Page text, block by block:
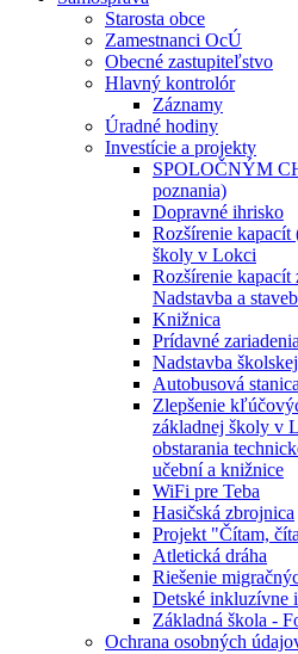
Starosta obce
Zamestnanci OcÚ
Obecné zastupiteľstvo
Hlavný kontrolór
Záznamy
Úradné hodiny
Investície a projekty
SPOLOČNÝM
poznania)
Dopravné ihrisko
Rozšírenie kapacít
školy v Lokci
Rozšírenie
Nadstavba a
Knižnica
Prídavné
Nadstavba
Autobusová
Zlepšenie
základnej školy v
obstarania
učební a knižnice
WiFi pre Teba
Hasičská zbrojnica
Projekt "Čítam,
Atletická dráha
Riešenie
Detské inkluzívne
Základná škola -
Ochrana osobných